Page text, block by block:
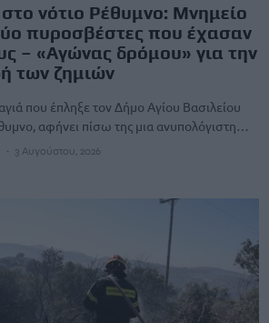
νότιο Ρέθυμνο: Μνημείο
πυροσβέστες που έχασαν
– «Αγώνας δρόμου» για την
των ζημιών
που έπληξε τον Δήμο Αγίου Βασιλείου
αφήνει πίσω της μια ανυπολόγιστη…
3 Αυγούστου, 2026